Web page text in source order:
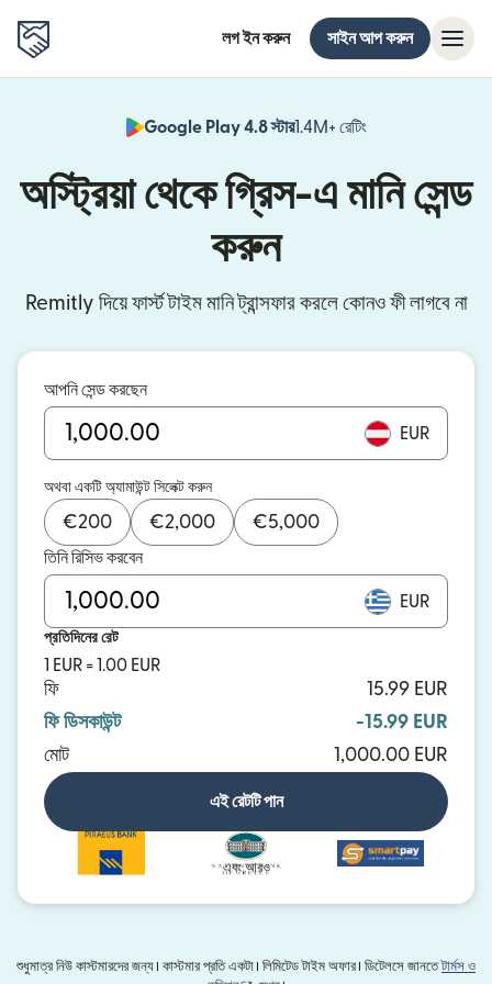
লগ ইন করুন সাইন আপ করুন
Google Play 4.8 স্টার1.4M+ রেটিং
অস্ট্রিয়া থেকে গ্রিস-এ মানি সেন্ড
করুন
Remitly দিয়ে ফার্স্ট টাইম মানি ট্রান্সফার করলে কোনও ফী লাগবে না
আপনি সেন্ড করছেন
EUR
অথবা একটি অ্যামাউন্ট সিলেক্ট করুন
€200 €2,000 €5,000
তিনি রিসিভ করবেন
EUR
প্রতিদিনের রেট
1 EUR = 1.00 EUR
ফি
15.99 EUR
ফি ডিসকাউন্ট
-15.99 EUR
মোট
1,000.00 EUR
এই রেটটি পান
এবং আরও
শুধুমাত্র নিউ কাস্টমারদের জন্য। কাস্টমার প্রতি একটা। লিমিটেড টাইম অফার। ডিটেলসে জানতেটার্মস ও